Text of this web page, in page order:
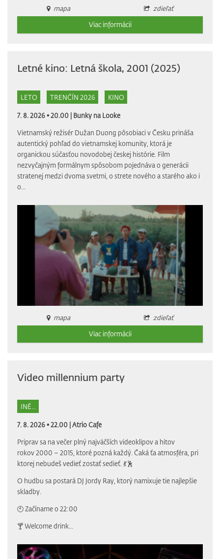
mapa
zdieľať
Viac informácii
Letné kino: Letná škola, 2001 (2025)
LETO TRENČÍN 2026 KINO
7. 8. 2026 • 20.00 | Bunky na Looke
Vietnamský režisér Dužan Duong pôsobiaci v Česku prináša
autentický pohľad do vietnamskej komunity, ktorá je
organickou súčasťou novodobej českej histórie. Film
nezvyčajným formálnym spôsobom pojednáva o generácii
stratenej medzi dvoma svetmi, o strete nového a starého ako i
o...
mapa
zdieľať
Viac informácii
Video millennium party
INÉ...
7. 8. 2026 • 22.00 |Atrio Cafe
Priprav sa na večer plný najväčších videoklipov a hitov
rokov 2000 – 2015, ktoré pozná každý. Čaká ťa atmosféra, pri
ktorej nebudeš vedieť zostať sedieť. 💃🕺
O hudbu sa postará DJ Jordy Ray, ktorý namixuje tie najlepšie
skladby.
🕙 Začíname o 22:00
🍸 Welcome drink...